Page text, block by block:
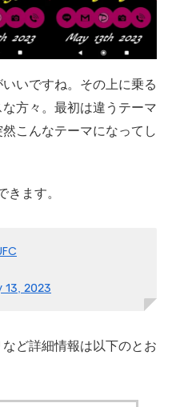
いですね。その上に乗る
方々。最初は違うテーマ
こんなテーマになってし
ます。
13, 2023
ど詳細情報は以下のとお